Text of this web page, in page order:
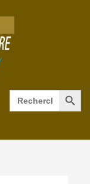
Search
for:
Search Button